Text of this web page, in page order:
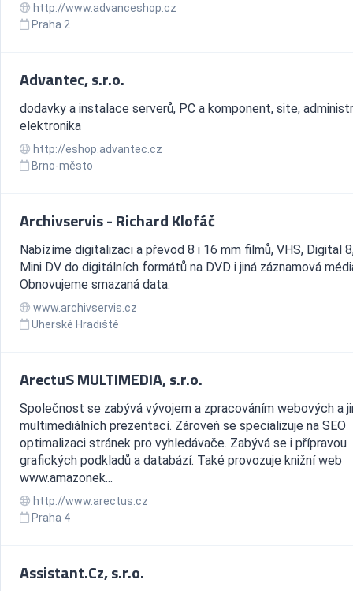
http://www.advanceshop.cz
Praha 2
Advantec, s.r.o.
dodavky a instalace serverů, PC a komponent, site,
elektronika
http://eshop.advantec.cz
Brno-město
Archivservis - Richard Klofáč
Nabízíme digitalizaci a převod 8 i 16 mm filmů, VHS, Digital
Mini DV do digitálních formátů na DVD i jiná záznamová
Obnovujeme smazaná data.
www.archivservis.cz
Uherské Hradiště
ArectuS MULTIMEDIA, s.r.o.
Společnost se zabývá vývojem a zpracováním webových a
multimediálních prezentací. Zároveň se specializuje na SEO
optimalizaci stránek pro vyhledávače. Zabývá se i přípravou
grafických podkladů a databází. Také provozuje knižní web
www.amazonek...
http://www.arectus.cz
Praha 4
Assistant.Cz, s.r.o.